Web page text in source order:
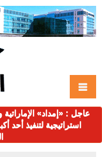
عاجل : «إمداد»
استراتيجية لتنفيذ أحد